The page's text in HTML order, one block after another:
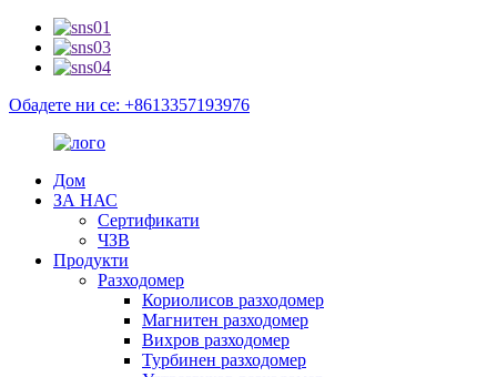
Обадете ни се: +8613357193976
Дом
ЗА НАС
Сертификати
ЧЗВ
Продукти
Разходомер
Кориолисов разходомер
Магнитен разходомер
Вихров разходомер
Турбинен разходомер